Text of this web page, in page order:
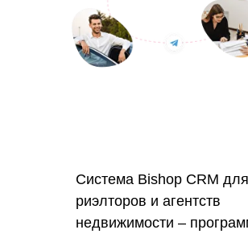
Система Bishop CRM для
риэлторов и агентств
недвижимости –